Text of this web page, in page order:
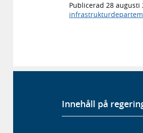
Publicerad 28 augusti
Innehåll på